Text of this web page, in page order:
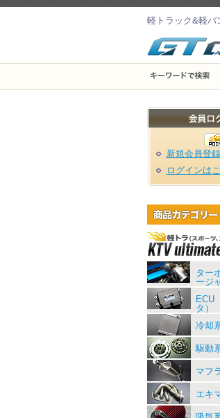
軽トラック&軽バ
新規会員登
ログインは
ター
ージ
ECU
タ）
冷却
駆動
マフ
エキ